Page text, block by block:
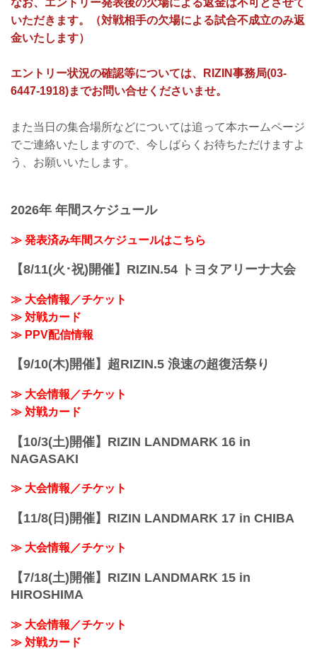
いただきます。（対戦相手の欠場による試合不成立のみ返
金いたします）
エントリー状況の確認等については、RIZIN事務局(03-
6447-1918)までお問い合せくださいませ。
また当日の集合場所などについては追って本ホームページ
でご連絡いたしますので、今しばらくお待ちただけますよ
う、お願いいたします。
2026年 年間スケジュール
≫ 発表済み年間スケジュールはこちら
【8/11(火･祝)開催】RIZIN.54 トヨタアリーナ大会
≫ 大会情報／チケット
≫ 対戦カード
≫ PPV配信情報
【9/10(木)開催】超RIZIN.5 浪速の超復活祭り
≫ 大会情報／チケット
≫ 対戦カード
【10/3(土)開催】RIZIN LANDMARK 16 in
NAGASAKI
≫ 大会情報／チケット
【11/8(日)開催】RIZIN LANDMARK 17 in CHIBA
≫ 大会情報／チケット
【7/18(土)開催】RIZIN LANDMARK 15 in
HIROSHIMA
≫ 大会情報／チケット
≫ 対戦カード